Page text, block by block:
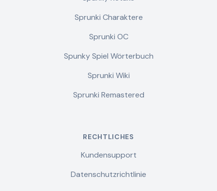
Sprunki Charaktere
Sprunki OC
Spunky Spiel Wörterbuch
Sprunki Wiki
Sprunki Remastered
RECHTLICHES
Kundensupport
Datenschutzrichtlinie